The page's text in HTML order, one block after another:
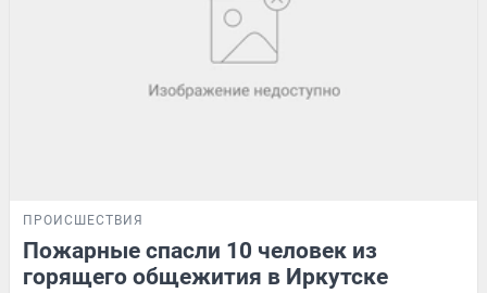
ПРОИСШЕСТВИЯ
Пожарные спасли 10 человек из
горящего общежития в Иркутске